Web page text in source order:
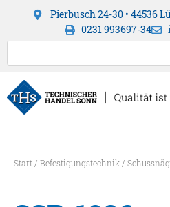
Pierbusch 24-30 • 44536
0231 993697-34
Start/ Befestigungstechnik/